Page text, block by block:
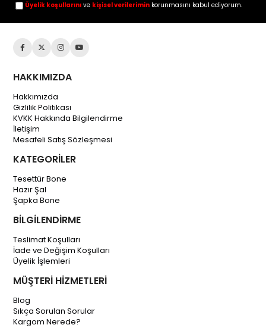
Üyelik koşullarını ve kişisel verilerimin korunmasını kabul ediyorum.
HAKKIMIZDA
Hakkımızda
Gizlilik Politikası
KVKK Hakkında Bilgilendirme
İletişim
Mesafeli Satış Sözleşmesi
KATEGORİLER
Tesettür Bone
Hazır Şal
Şapka Bone
BİLGİLENDİRME
Teslimat Koşulları
İade ve Değişim Koşulları
Üyelik İşlemleri
MÜŞTERİ HİZMETLERİ
Blog
Sıkça Sorulan Sorular
Kargom Nerede?